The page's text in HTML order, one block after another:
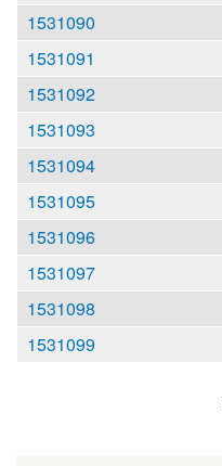
1531090
1531091
1531092
1531093
1531094
1531095
1531096
1531097
1531098
1531099